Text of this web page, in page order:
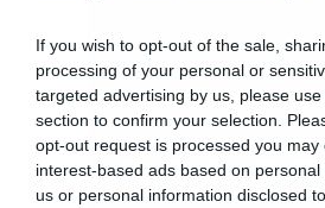
If you wish to opt-out of the sale,
processing of your personal or
targeted advertising by us, please
section to confirm your selection.
opt-out request is processed you may
interest-based ads based on
us or personal information disclosed
Στον δίσκο αυτό νομίζω
εκφάνσεις κλιμακωσης.
πολύ πιο “γρήγορα” (π.χ.
Everbreathing) ενώ άλλα